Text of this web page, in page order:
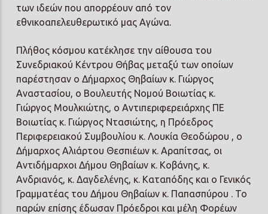
των ιδεών που απορρέουν από τον
εθνικοαπελευθερωτικό μας Αγώνα.
Πλήθος κόσμου κατέκλησε την αίθουσα του
Συνεδριακού Κέντρου Θήβας μεταξύ των οποίων
παρέστησαν ο Δήμαρχος Θηβαίων κ. Γιώργος
Αναστασίου, ο Βουλευτής Νομού Βοιωτίας κ.
Γιώργος Μουλκιώτης, ο Αντιπεριφερειάρχης ΠΕ
Βοιωτίας κ. Γιώργος Ντασιώτης, η Πρόεδρος
Περιφερειακού Συμβουλίου κ. Λουκία Θεοδώρου , ο
Δήμαρχος Αλιάρτου Θεσπιέων κ. Αραπίτσας, οι
Αντιδήμαρχοι Δήμου Θηβαίων κ. Κοβάνης, κ.
Ανδριανός, κ. Δαγδελένης, κ. Καταπόδης και ο Γενικός
Γραμματέας του Δήμου Θηβαίων κ. Παπασπύρου . Το
παρών επίσης έδωσαν Πρόεδροι και μέλη Φορέων